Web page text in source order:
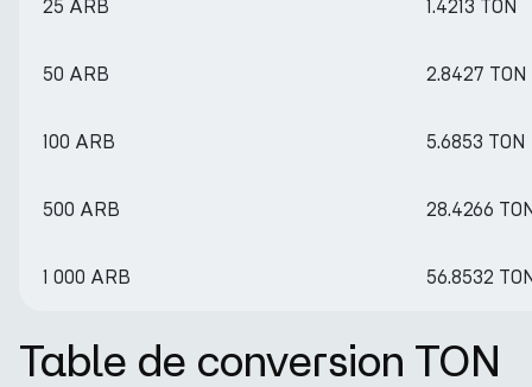
25 ARB 1.4213 TON
50 ARB 2.8427 TON
100 ARB 5.6853 TON
500 ARB 28.4266
1 000 ARB 56.8532
Table de conversion TON